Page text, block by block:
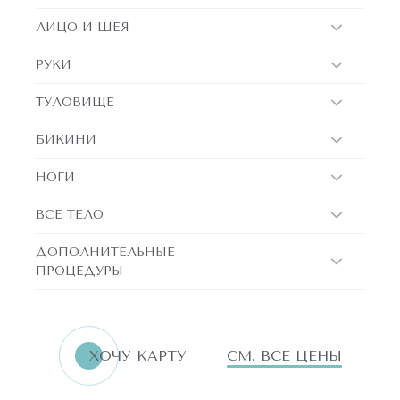
ЛИЦО И ШЕЯ
РУКИ
ТУЛОВИЩЕ
БИКИНИ
НОГИ
ВСЕ ТЕЛО
ДОПОЛНИТЕЛЬНЫЕ
ПРОЦЕДУРЫ
«Бьютилогия»
ERID:LjN8K4L1t
ХОЧУ КАРТУ СМ. ВСЕ ЦЕНЫ